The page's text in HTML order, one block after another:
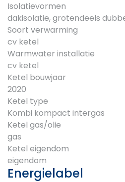
Isolatievormen
dakisolatie, grotendeels
Soort verwarming
cv ketel
Warmwater installatie
cv ketel
Ketel bouwjaar
2020
Ketel type
Kombi kompact intergas
Ketel gas/olie
gas
Ketel eigendom
eigendom
Energielabel